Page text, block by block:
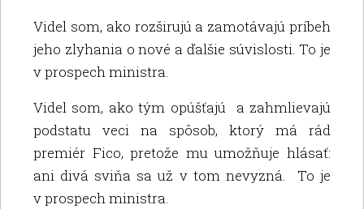
Videl som, ako rozširujú a zamotávajú príbeh
jeho zlyhania o nové a ďalšie súvislosti. To je
v prospech ministra.
Videl som, ako tým opúšťajú a zahmlievajú
podstatu veci na spôsob, ktorý má rád
premiér Fico, pretože mu umožňuje hlásať:
ani divá sviňa sa už v tom nevyzná. To je
v prospech ministra.